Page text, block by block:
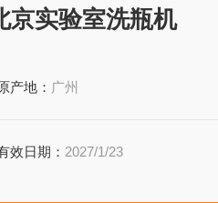
京实验室洗瓶机
产地： 广州
效日期： 2027/1/23